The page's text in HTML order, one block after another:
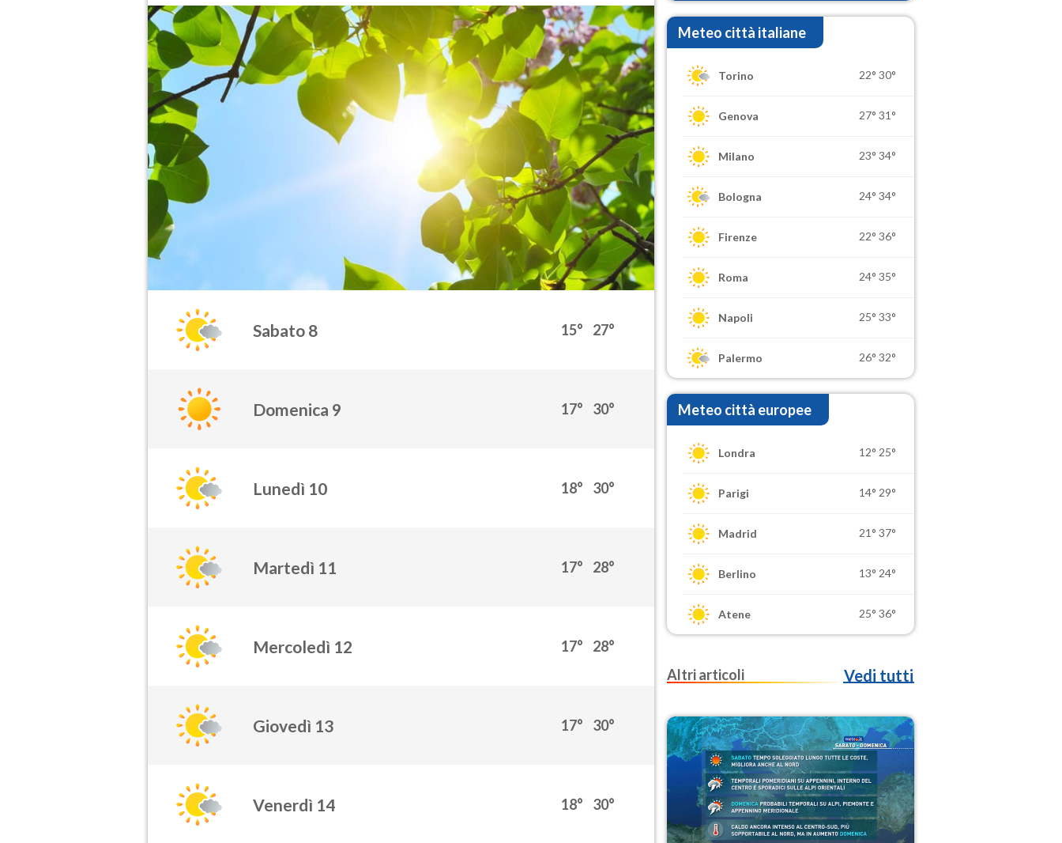
Sabato 8 15° 27°
Domenica 9 17° 30°
Lunedì 10 18° 30°
Martedì 11 17° 28°
Mercoledì 12 17° 28°
Giovedì 13 17° 30°
Venerdì 14 18° 30°
Meteo città italiane
Torino 22° 30°
Genova 27° 31°
Milano 23° 34°
Bologna 24° 34°
Firenze 22° 36°
Roma 24° 35°
Napoli 25° 33°
Palermo 26° 32°
Meteo città europee
Londra 12° 25°
Parigi 14° 29°
Madrid 21° 37°
Berlino 13° 24°
Atene 25° 36°
Altri articoli Vedi tutti